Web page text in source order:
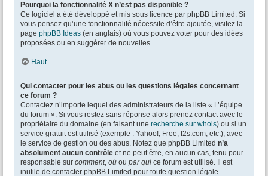
Pourquoi la fonctionnalité X n’est pas disponible ?
Ce logiciel a été développé et mis sous licence par phpBB Limited. Si
vous pensez qu’une fonctionnalité nécessite d’être ajoutée, visitez la
page phpBB Ideas (en anglais) où vous pouvez voter pour des idées
proposées ou en suggérer de nouvelles.
Haut
Qui contacter pour les abus ou les questions légales concernant
ce forum ?
Contactez n’importe lequel des administrateurs de la liste « L’équipe
du forum ». Si vous restez sans réponse alors prenez contact avec le
propriétaire du domaine (en faisant une recherche sur whois) ou si un
service gratuit est utilisé (exemple : Yahoo!, Free, f2s.com, etc.), avec
le service de gestion ou des abus. Notez que phpBB Limited n’a
absolument aucun contrôle et ne peut être, en aucun cas, tenu pour
responsable sur comment, où ou par qui ce forum est utilisé. Il est
inutile de contacter phpBB Limited pour toute question légale